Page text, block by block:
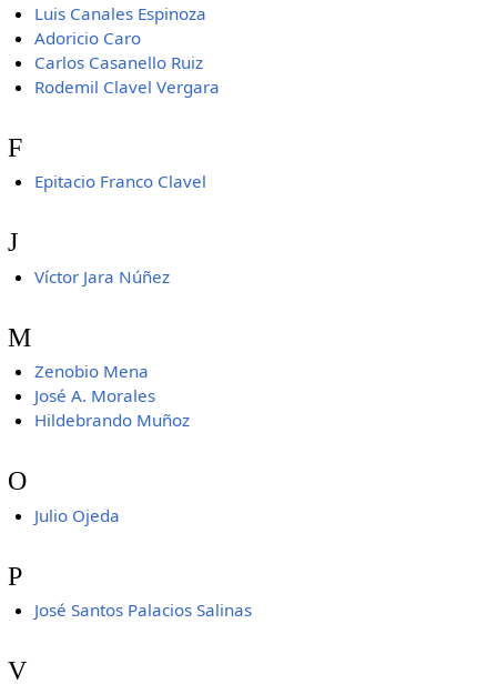
Luis Canales Espinoza
Adoricio Caro
Carlos Casanello Ruiz
Rodemil Clavel Vergara
F
Epitacio Franco Clavel
J
Víctor Jara Núñez
M
Zenobio Mena
José A. Morales
Hildebrando Muñoz
O
Julio Ojeda
P
José Santos Palacios Salinas
V